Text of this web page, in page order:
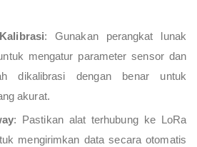
: Gunakan perangkat lunak
mengatur parameter sensor dan
dikalibrasi dengan benar untuk
akurat.
: Pastikan alat terhubung ke LoRa
mengirimkan data secara otomatis